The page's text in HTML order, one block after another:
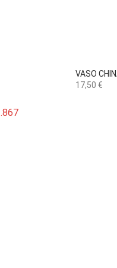
VASO
Preço
17,50 €